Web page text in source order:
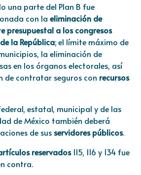
una parte del Plan B fue
con la eliminación de
presupuestal a los congresos
la República; el límite máximo de
la eliminación de
en los órganos electorales, así
de contratar seguros con recursos
estatal, municipal y de las
de México también deberá
de sus servidores públicos.
reservados115, 116 y 134 fue
contra.